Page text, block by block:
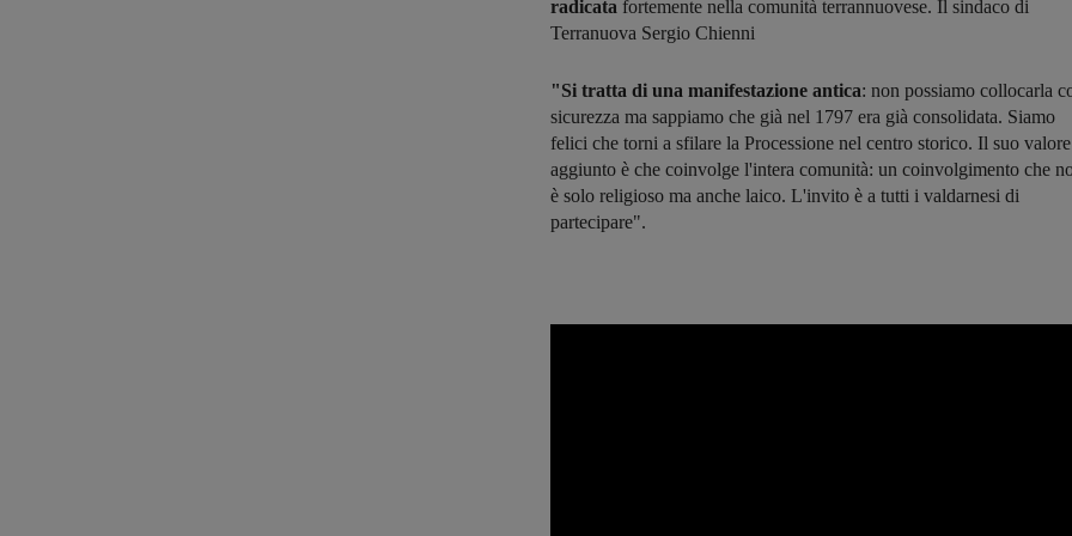
radicata fortemente nella comunità terrannuovese. Il sindaco di
Terranuova Sergio Chienni
"Si tratta di una manifestazione antica: non possiamo collocarla
sicurezza ma sappiamo che già nel 1797 era già consolidata. Siamo
felici che torni a sfilare la Processione nel centro storico. Il suo valore
aggiunto è che coinvolge l'intera comunità: un coinvolgimento che
è solo religioso ma anche laico. L'invito è a tutti i valdarnesi di
partecipare".